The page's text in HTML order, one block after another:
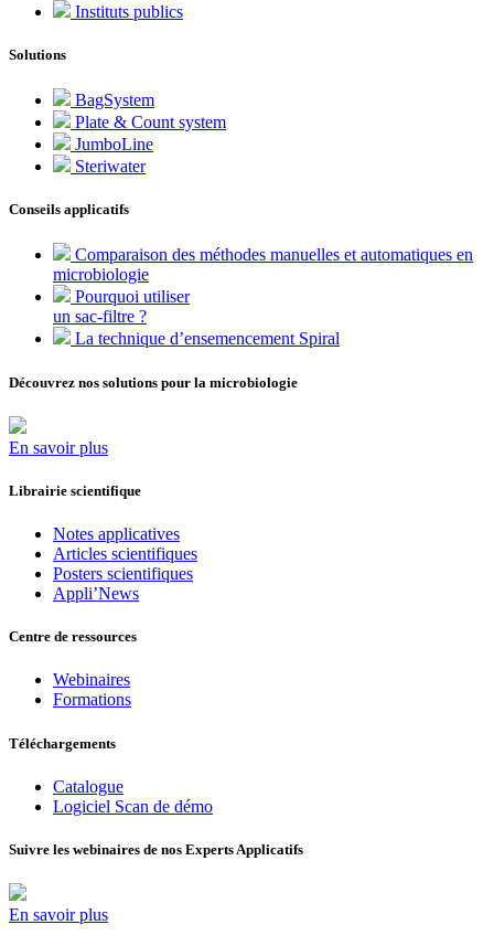
Instituts publics
Solutions
BagSystem
Plate & Count system
JumboLine
Steriwater
Conseils applicatifs
Comparaison des méthodes manuelles et automatiques en
microbiologie
Pourquoi utiliser
un sac-filtre ?
La technique d’ensemencement Spiral
Découvrez nos solutions pour la microbiologie
En savoir plus
Librairie scientifique
Notes applicatives
Articles scientifiques
Posters scientifiques
Appli’News
Centre de ressources
Webinaires
Formations
Téléchargements
Catalogue
Logiciel Scan de démo
Suivre les webinaires de nos Experts Applicatifs
En savoir plus